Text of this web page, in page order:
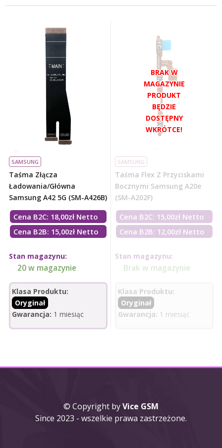
SAMSUNG
Taśma Złącza
Ładowania/główna
Samsung A42 5G (SM-A426B)
Cena B2C: 18,00zł Netto
Cena B2B: 15,00zł Netto
Stan magazynu:
20 w magazynie
Klasa Produktu:
Oryginał
Gwarancja: 1 miesiąc
SAMSUNG
Taśma Flex Z Przyciskami
Bocznymi Samsung A20e
(SM-A202F)
Cena B2C: 15,00zł Netto
Cena B2B: 12,00zł Netto
Stan magazynu:
Brak w magazynie
Klasa Produktu:
Oryginał
Gwarancja: 1 miesiąc
© Copyright byVice GSM
Since 2023 - wszelkie prawa zastrzeżone.